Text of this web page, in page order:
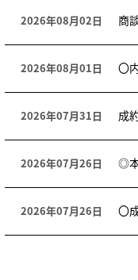
2026年08月02日 商
2026年08月01日 〇
2026年07月31日 成
2026年07月26日 ◎
2026年07月26日 〇